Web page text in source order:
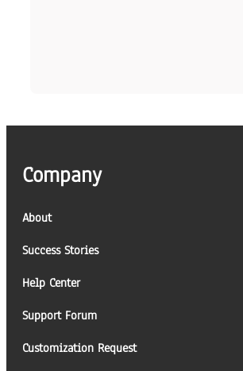
Company
About
Success Stories
Help Center
Support Forum
Customization Request